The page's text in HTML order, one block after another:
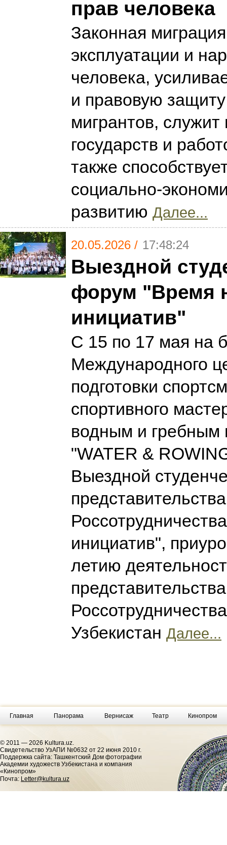
прав человека
Законная
эксплуатации и
человека,
и правовую
мигрантов,
государств и
также
социально-
развитию Далее...
20.05.2026 / 17:48:24
Выездной
форум "Время
инициатив"
С 15 по 17 мая на
Международного
подготовки
спортивного
водным и гребным
"WATER &
Выездной
представительства
инициатив",
летию
представительства
Узбекистан Далее...
Главная Панорама Вернисаж Театр Кинопром
© 2011 — 2026 Kultura.uz.
Cвидетельство УзАПИ №0632 от 22 июня 2010 г.
Поддержка сайта: Ташкентский Дом фотографии
Академии художеств Узбекистана и компания
«Кинопром»
Почта: Letter@kultura.uz